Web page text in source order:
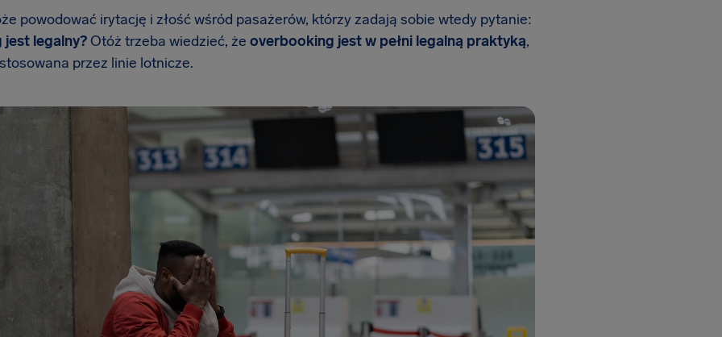
powodować irytację i złość wśród pasażerów, którzy zadają sobie wtedy pytanie:
legalny?Otóż trzeba wiedzieć, że overbooking jest w pełni legalną praktyką,
przez linie lotnicze.